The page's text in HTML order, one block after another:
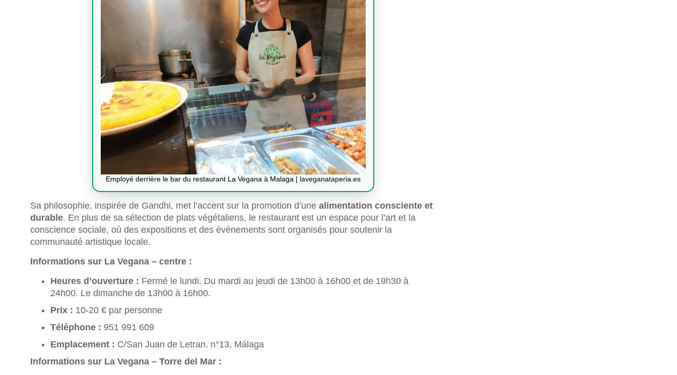
Employé derrière le bar du restaurant La Vegana à Malaga | laveganataperia.es
Sa philosophie, inspirée de Gandhi, met l’accent sur la promotion d’une alimentation consciente et
durable. En plus de sa sélection de plats végétaliens, le restaurant est un espace pour l’art et la
conscience sociale, où des expositions et des événements sont organisés pour soutenir la
communauté artistique locale.
Informations sur La Vegana – centre :
Heures d’ouverture : Fermé le lundi. Du mardi au jeudi de 13h00 à 16h00 et de 19h30 à
24h00. Le dimanche de 13h00 à 16h00.
Prix : 10-20 € par personne
Téléphone : 951 991 609
Emplacement : C/San Juan de Letran, n°13, Málaga
Informations sur La Vegana – Torre del Mar :